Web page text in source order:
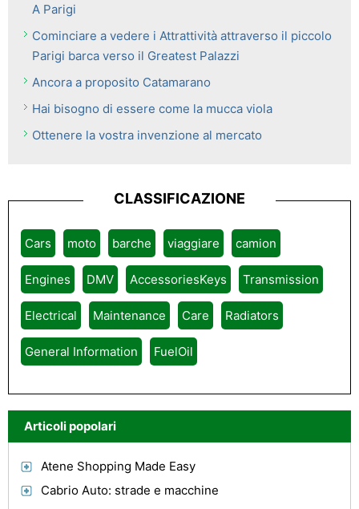
A Parigi
Cominciare a vedere i Attrattività attraverso il piccolo
Parigi barca verso il Greatest Palazzi
Ancora a proposito Catamarano
Hai bisogno di essere come la mucca viola
Ottenere la vostra invenzione al mercato
CLASSIFICAZIONE
Cars moto barche viaggiare camion
Engines DMV AccessoriesKeys Transmission
Electrical Maintenance Care Radiators
General Information FuelOil
Articoli popolari
Atene Shopping Made Easy
Cabrio Auto: strade e macchine